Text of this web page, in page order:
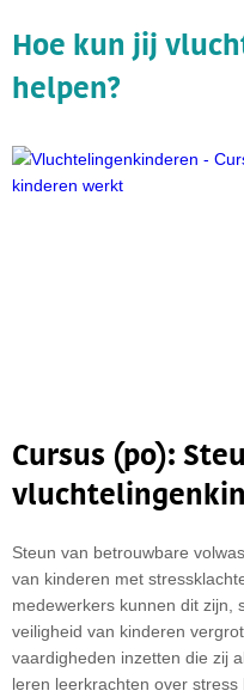
Hoe kun jij
helpen?
Cursus (po):
Steun van betrouwbare
van kinderen met
medewerkers kunnen dit zijn,
veiligheid van kinderen
vaardigheden inzetten die zij
leren leerkrachten over
gebruikersvoorwaarden